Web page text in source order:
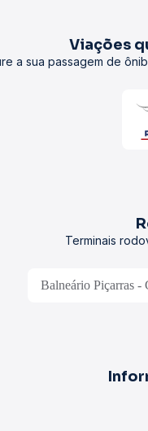
Viações
a sua passagem de
Terminais
Balneário Piçarras -